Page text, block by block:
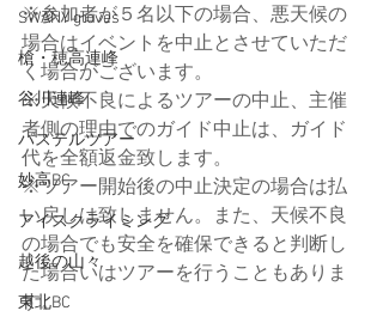
SWANY gloves
槍・穂高連峰
谷川連峰
パステルツアー
妙高BC
アイスクライミング
越後の山々
東北BC
※参加者が５名以下の場合、悪天候の
場合はイベントを中止とさせていただ
く場合がございます。
※天候不良によるツアーの中止、主催
者側の理由でのガイド中止は、ガイド
代を全額返金致します。
※ツアー開始後の中止決定の場合は払
い戻しは致しません。また、天候不良
の場合でも安全を確保できると判断し
た場合いはツアーを行うこともありま
す。